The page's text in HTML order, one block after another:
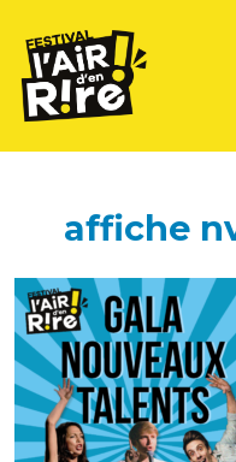
affiche